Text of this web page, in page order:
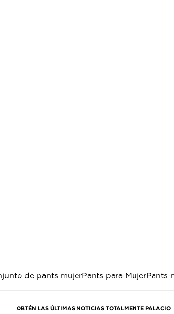
de pants mujerPants para MujerPants
OBTÉN LAS ÚLTIMAS NOTICIAS TOTALMENTE PALACIO